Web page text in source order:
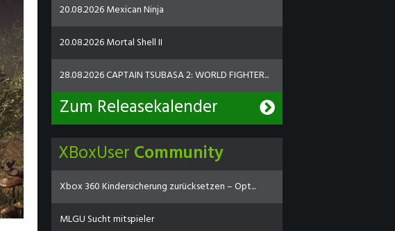
20.08.2026 Mexican Ninja
20.08.2026 Mortal Shell II
28.08.2026 CAPTAIN TSUBASA 2: WORLD FIGHTER...
Zum Releasekalender
XBoxUser Community
Xbox 360 Kindersicherung zurücksetzen – Opt...
MLGU Sucht mitspieler